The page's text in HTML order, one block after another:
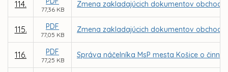
114.
77,36 KB
Zmena zakladajúcich dokumentov
115. PDF
77,05 KB
Zmena zakladajúcich dokumentov
116. PDF
77,25 KB
Správa náčelníka MsP mesta Košice o